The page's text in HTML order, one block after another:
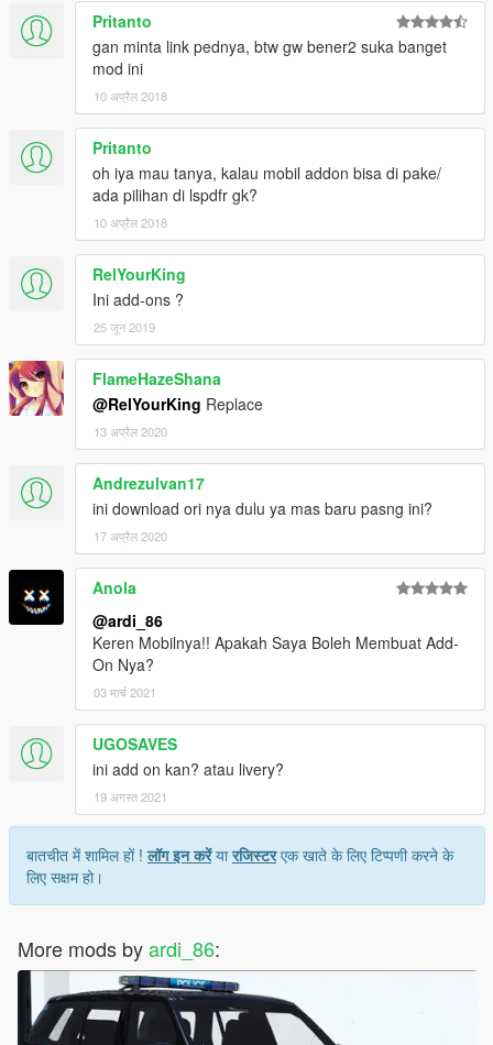
Pritanto
gan minta link pednya, btw gw bener2 suka banget
mod ini
10 अप्रैल 2018
Pritanto
oh iya mau tanya, kalau mobil addon bisa di pake/
ada pilihan di lspdfr gk?
10 अप्रैल 2018
RelYourKing
Ini add-ons ?
25 जून 2019
FlameHazeShana
@RelYourKing Replace
13 अप्रैल 2020
Andrezulvan17
ini download ori nya dulu ya mas baru pasng ini?
17 अप्रैल 2020
Anola
@ardi_86
Keren Mobilnya!! Apakah Saya Boleh Membuat Add-
On Nya?
03 मार्च 2021
UGOSAVES
ini add on kan? atau livery?
19 अगस्त 2021
बातचीत में शामिल हों !लॉग इन करेंयारजिस्टरएक खाते के लिए टिप्पणी करने के
लिए सक्षम हो।
More mods byardi_86: